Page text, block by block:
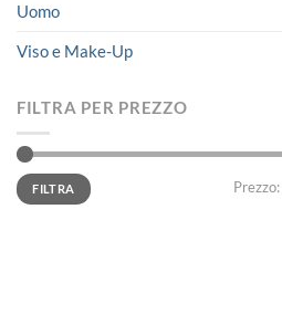
Uomo
Viso e Make-Up
FILTRA PER PREZZO
Prezzo
Min
Prezzo
MaxFILTRA Prezzo: